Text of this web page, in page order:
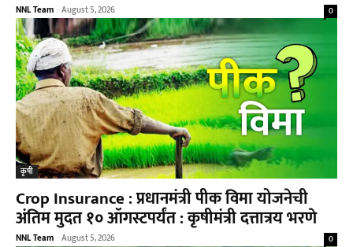
NNL Team -August 5, 2026 0
कृषी
Crop Insurance : प्रधानमंत्री पीक विमा योजनेची
अंतिम मुदत १० ऑगस्टपर्यंत : कृषीमंत्री दत्तात्रय भरणे
NNL Team -August 5, 2026 0